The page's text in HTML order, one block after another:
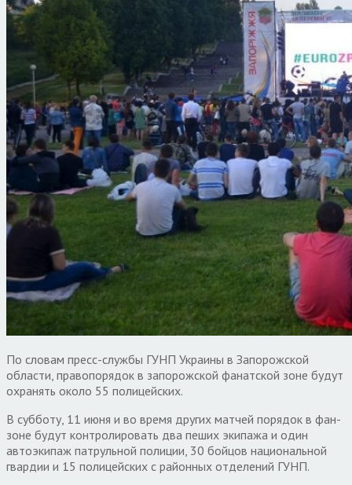
По словам пресс-службы ГУНП Украины в Запорожской
области, правопорядок в запорожской фанатской зоне будут
охранять около 55 полицейских.
В субботу, 11 июня и во время других матчей порядок в фан-
зоне будут контролировать два пеших экипажа и один
автоэкипаж патрульной полиции, 30 бойцов национальной
гвардии и 15 полицейских с районных отделений ГУНП.